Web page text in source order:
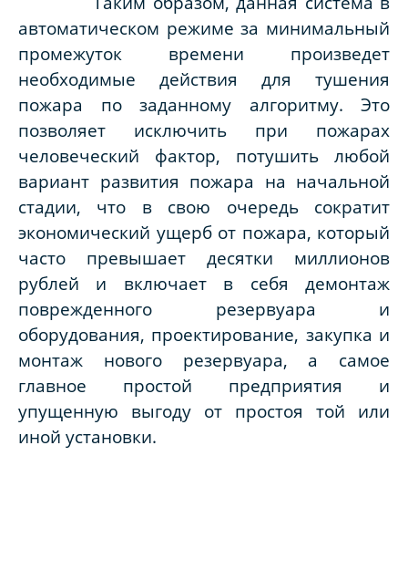
автоматическом режиме за минимальный
промежуток времени произведет
необходимые действия для тушения
пожара по заданному алгоритму. Это
позволяет исключить при пожарах
человеческий фактор, потушить любой
вариант развития пожара на начальной
стадии, что в свою очередь сократит
экономический ущерб от пожара, который
часто превышает десятки миллионов
рублей и включает в себя демонтаж
поврежденного резервуара и
оборудования, проектирование, закупка и
монтаж нового резервуара, а самое
главное простой предприятия и
упущенную выгоду от простоя той или
иной установки.